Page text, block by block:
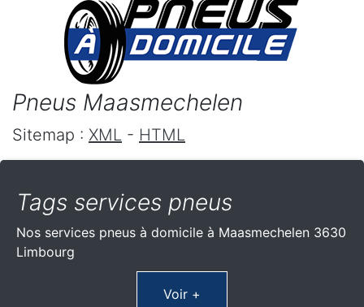
Pneus Maasmechelen
Sitemap : XML - HTML
Tags services pneus
Nos services pneus à domicile à Maasmechelen 3630
Limbourg
Voir +